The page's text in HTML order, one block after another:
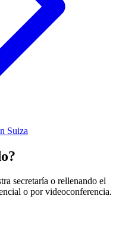
Suiza
secretaría o rellenando el
o por videoconferencia.